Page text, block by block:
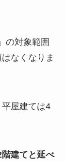
の対象範囲
なくなりま
屋建ては4
建てと延べ